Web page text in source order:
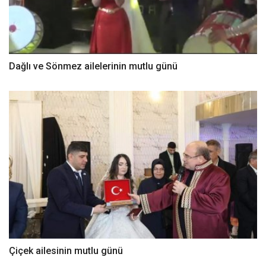
Dağlı ve Sönmez ailelerinin mutlu günü
Çiçek ailesinin mutlu günü